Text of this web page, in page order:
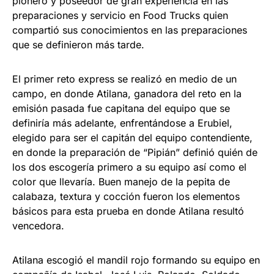
preparaciones y servicio en Food Trucks quien
compartió sus conocimientos en las preparaciones
que se definieron más tarde.
El primer reto express se realizó en medio de un
campo, en donde Atilana, ganadora del reto en la
emisión pasada fue capitana del equipo que se
definiría más adelante, enfrentándose a Erubiel,
elegido para ser el capitán del equipo contendiente,
en donde la preparación de “Pipián” definió quién de
los dos escogería primero a su equipo así como el
color que llevaría. Buen manejo de la pepita de
calabaza, textura y cocción fueron los elementos
básicos para esta prueba en donde Atilana resultó
vencedora.
Atilana escogió el mandil rojo formando su equipo en